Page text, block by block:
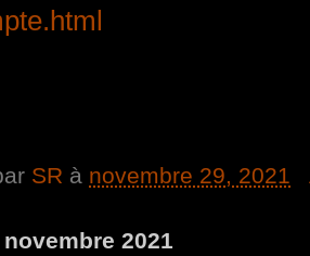
SR à novembre 29, 2021
2021